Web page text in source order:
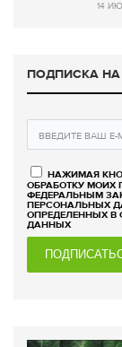
14
ПОДПИСКА
НАЖИМАЯ
ОБРАБОТКУ МОИХ
ФЕДЕРАЛЬНЫМ
ПЕРСОНАЛЬНЫХ
ОПРЕДЕЛЕННЫХ В
ДАННЫХ